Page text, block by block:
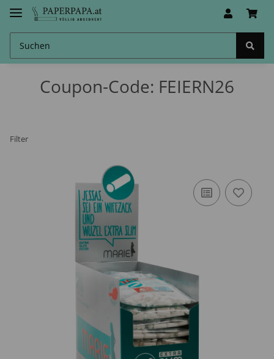
Coupon-Code: FEIERN26
Filter